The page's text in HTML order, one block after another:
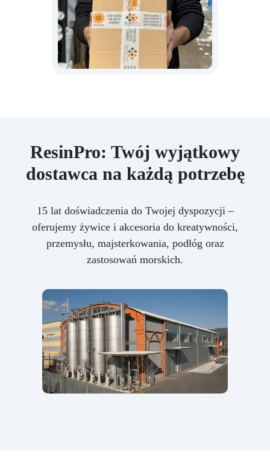
ResinPro: Twój wyjątkowy
dostawca na każdą potrzebę
15 lat doświadczenia do Twojej dyspozycji –
oferujemy żywice i akcesoria do kreatywności,
przemysłu, majsterkowania, podłóg oraz
zastosowań morskich.